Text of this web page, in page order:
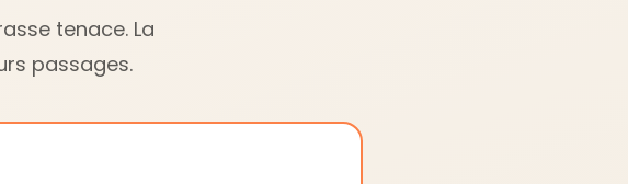
tenace. La
passages.